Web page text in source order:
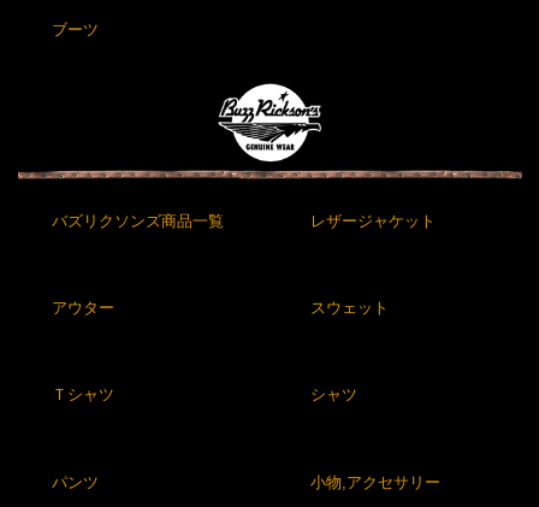
ブーツ
バズリクソンズ商品一覧 レザージャケット
アウター スウェット
Ｔシャツ シャツ
パンツ 小物,アクセサリー